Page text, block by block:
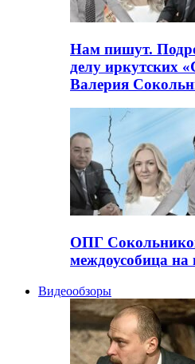
Нам пишут.
делу иркутских
Валерия
ОПГ
междоусобица на
Видеообзоры